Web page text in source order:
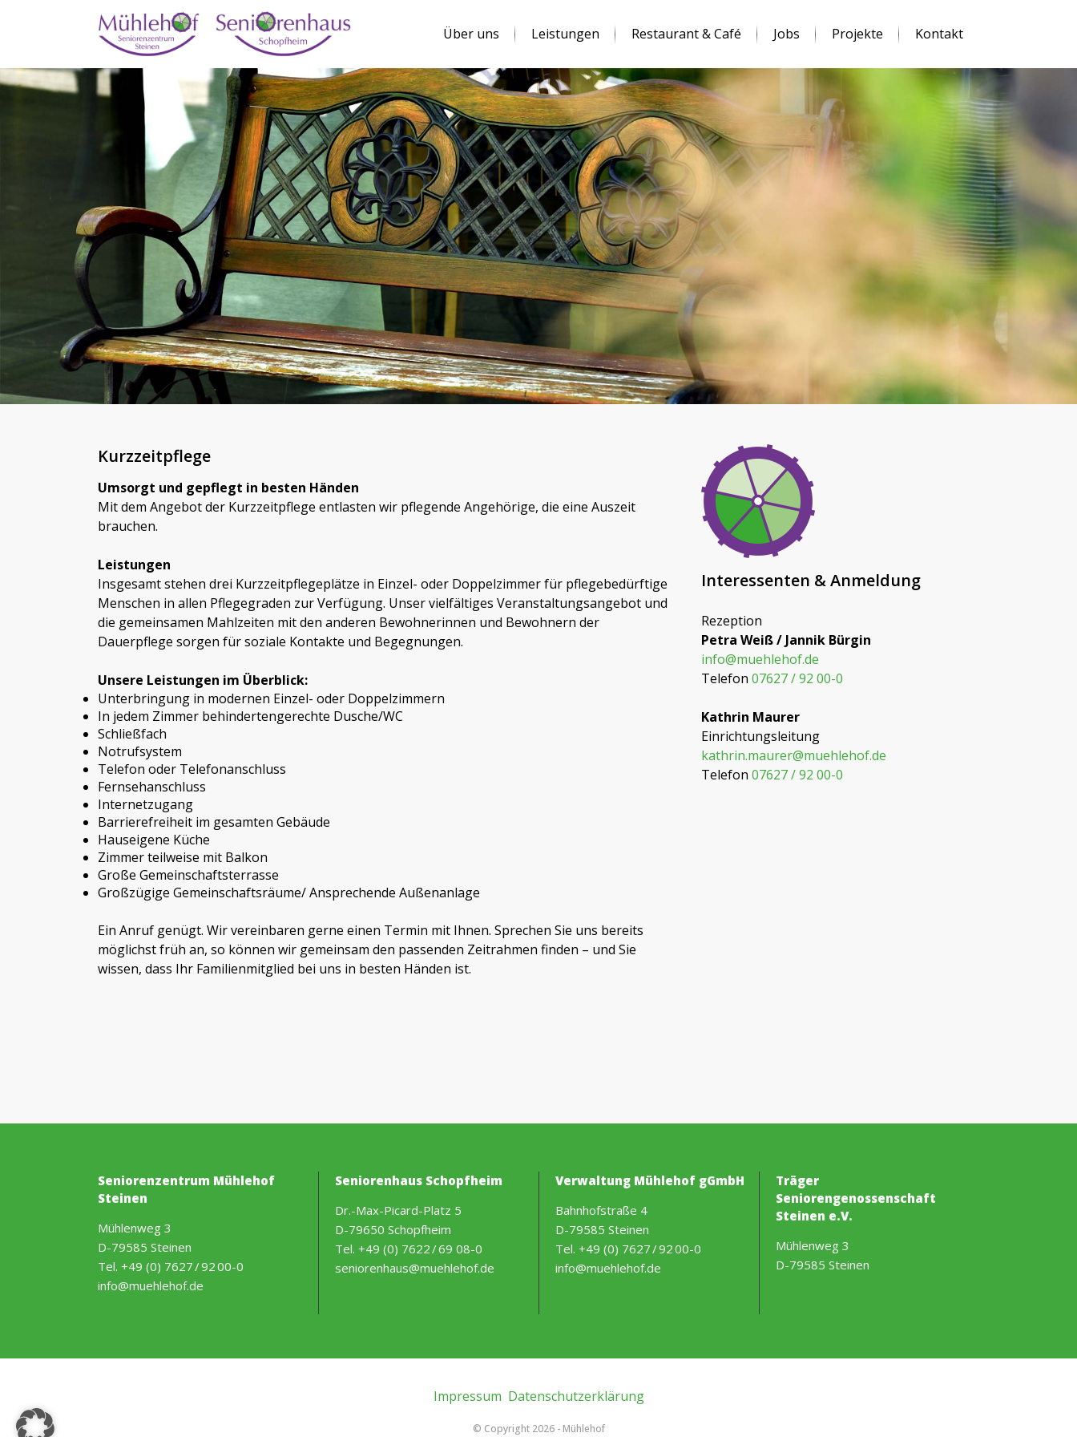
Über uns Leistungen Restaurant & Café Jobs Projekte Kontakt
Kurzzeitpflege
Umsorgt und gepflegt in besten Händen
Mit dem Angebot der Kurzzeitpflege entlasten wir pflegende Angehörige, die eine Auszeit
brauchen.
Leistungen
Insgesamt stehen drei Kurzzeitpflegeplätze in Einzel- oder Doppelzimmer für pflegebedürftige
Menschen in allen Pflegegraden zur Verfügung. Unser vielfältiges Veranstaltungsangebot und
die gemeinsamen Mahlzeiten mit den anderen Bewohnerinnen und Bewohnern der
Dauerpflege sorgen für soziale Kontakte und Begegnungen.
Unsere Leistungen im Überblick:
Unterbringung in modernen Einzel- oder Doppelzimmern
In jedem Zimmer behindertengerechte Dusche/WC
Schließfach
Notrufsystem
Telefon oder Telefonanschluss
Fernsehanschluss
Internetzugang
Barrierefreiheit im gesamten Gebäude
Hauseigene Küche
Zimmer teilweise mit Balkon
Große Gemeinschaftsterrasse
Großzügige Gemeinschaftsräume/ Ansprechende Außenanlage
Ein Anruf genügt. Wir vereinbaren gerne einen Termin mit Ihnen. Sprechen Sie uns bereits
möglichst früh an, so können wir gemeinsam den passenden Zeitrahmen finden – und Sie
wissen, dass Ihr Familienmitglied bei uns in besten Händen ist.
Interessenten & Anmeldung
Rezeption
Petra Weiß / Jannik Bürgin
info@muehlehof.de
Telefon07627 / 92 00-0
Kathrin Maurer
Einrichtungsleitung
kathrin.maurer@muehlehof.de
Telefon07627 / 92 00-0
Seniorenzentrum Mühlehof
Steinen
Mühlenweg 3
D-79585 Steinen
Tel. +49 (0) 7627 / 92 00-0
info@muehlehof.de
Seniorenhaus Schopfheim
Dr.-Max-Picard-Platz 5
D-79650 Schopfheim
Tel. +49 (0) 7622 / 69 08-0
seniorenhaus@muehlehof.de
Verwaltung Mühlehof gGmbH
Bahnhofstraße 4
D-79585 Steinen
Tel. +49 (0) 7627 / 92 00-0
info@muehlehof.de
Träger
Seniorengenossenschaft
Steinen e.V.
Mühlenweg 3
D-79585 Steinen
Impressum Datenschutzerklärung
© Copyright 2026 - Mühlehof